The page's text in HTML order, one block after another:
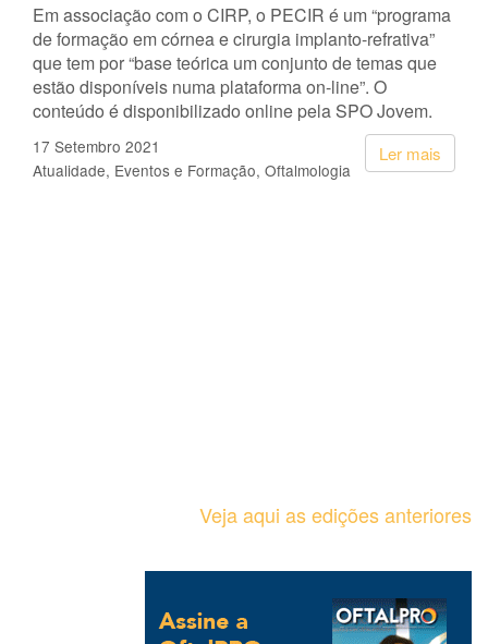
Em associação com o CIRP, o PECIR é um “programa
de formação em córnea e cirurgia implanto-refrativa”
que tem por “base teórica um conjunto de temas que
estão disponíveis numa plataforma on-line”. O
conteúdo é disponibilizado online pela SPO Jovem.
Ler mais
17 Setembro 2021
Atualidade Eventos e Formação Oftalmologia
Veja aqui as edições anteriores